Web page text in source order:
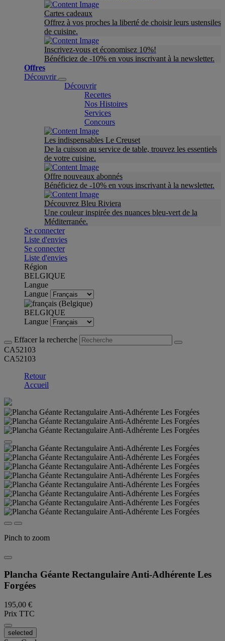
Cartes cadeaux
Offrez à vos proches la liberté de choisir leurs ustensiles
de cuisine.
Inscrivez-vous et économisez 10%!
Bénéficiez de -10% en vous inscrivant à la newsletter.
Offres
Découvrir
Découvrir
Recettes
Nos Histoires
Services
Concours
Les indispensables Le Creuset
De la cuisson au service de table, trouvez les essentiels
de votre cuisine.
Offre nouveaux abonnés
Bénéficiez de -10% en vous inscrivant à la newsletter.
Découvrez Bleu Riviera
Une couleur inspirée des nuances bleu-vert de la
Méditerranée.
Se connecter
Liste d'envies
Se connecter
Liste d'envies
Région
BELGIQUE
Langue
Langue
BELGIQUE
Langue
Effacer la recherche
CA52103
CA52103
Retour
Accueil
Pinch to zoom
Plancha Géante Rectangulaire Anti-Adhérente Les
Forgées
195,00 €
Prix TTC
selected